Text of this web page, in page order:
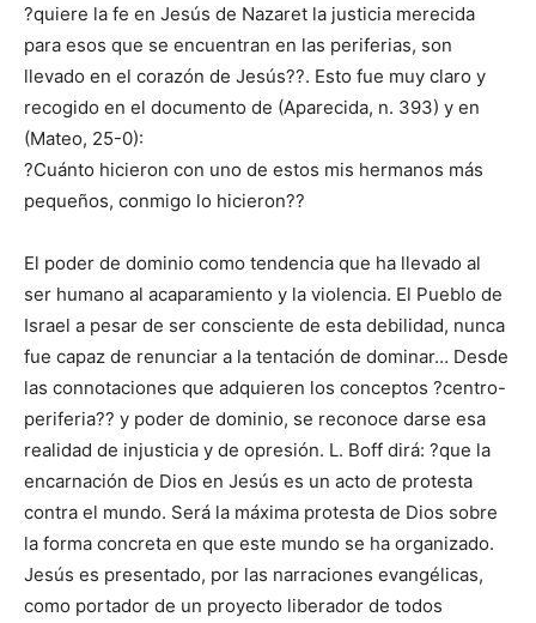
?quiere la fe en Jesús de Nazaret la justicia merecida
para esos que se encuentran en las periferias, son
llevado en el corazón de Jesús??. Esto fue muy claro y
recogido en el documento de (Aparecida, n. 393) y en
(Mateo, 25-0):
?Cuánto hicieron con uno de estos mis hermanos más
pequeños, conmigo lo hicieron??
El poder de dominio como tendencia que ha llevado al
ser humano al acaparamiento y la violencia. El Pueblo de
Israel a pesar de ser consciente de esta debilidad, nunca
fue capaz de renunciar a la tentación de dominar… Desde
las connotaciones que adquieren los conceptos ?centro-
periferia?? y poder de dominio, se reconoce darse esa
realidad de injusticia y de opresión. L. Boff dirá: ?que la
encarnación de Dios en Jesús es un acto de protesta
contra el mundo. Será la máxima protesta de Dios sobre
la forma concreta en que este mundo se ha organizado.
Jesús es presentado, por las narraciones evangélicas,
como portador de un proyecto liberador de todos